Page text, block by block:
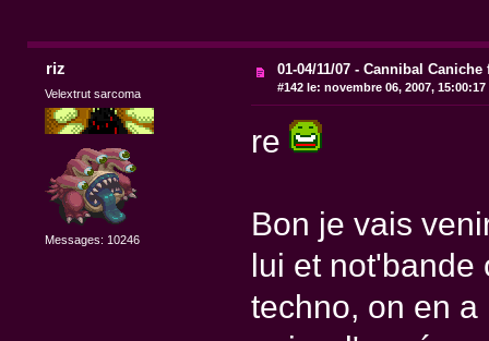
riz
Velextrut sarcoma
Messages: 10246
01-04/11/07 - Cannibal
#142 le: novembre 06, 2007, 15:00:17
re
Bon je vais
lui et not'bande
techno, on en